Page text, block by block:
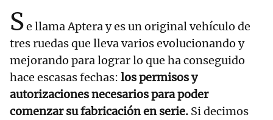
Se llama Aptera y es un original vehículo de
tres ruedas que lleva varios evolucionando y
mejorando para lograr lo que ha conseguido
hace escasas fechas: los permisos y
autorizaciones necesarios para poder
comenzar su fabricación en serie. Si decimos